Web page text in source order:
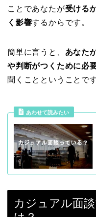
ことであなたが受ける
く影響するからです。
簡単に言うと、 あなた
や判断がつくために必
聞くことということです
あわせて読みたい
カジュアル面